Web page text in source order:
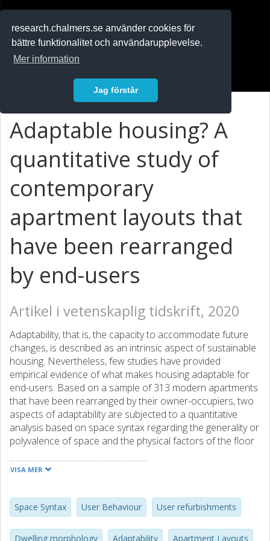
research.chalmers.se använder cookies för
bättre funktionalitet och användarupplevelse.
Mer information
Jag förstår
Adaptable housing? A
quantitative study of
contemporary
apartment layouts that
have been rearranged
by end-users
Artikel i vetenskaplig tidskrift, 2020
Adaptability, that is, the capacity to accommodate future
changes, is described as an intrinsic aspect of sustainable
housing. Nevertheless, few studies have provided
empirical evidence of what makes housing adaptable for
end-users. Based on a sample of 313 modern apartments
that have been rearranged by their owner-occupiers, two
aspects of adaptability are subjected to a quantitative
analysis based on space syntax regarding the generality or
polyvalence of space and the physical factors of the floor
two form factors are linked to occupant rearrangements:
general use of modern apartments and the long-term
sustainability of housing stocks with respect to social
aspects, as well as resource use from renovation and
VISA MER
Space Syntax User Behaviour User refurbishments
Dwelling morphology Adaptability Apartment Layouts